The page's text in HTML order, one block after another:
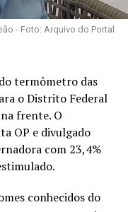
- Foto: Arquivo do Portal
termômetro das
o Distrito Federal
frente. O
OP e divulgado
com 23,4%
conhecidos do